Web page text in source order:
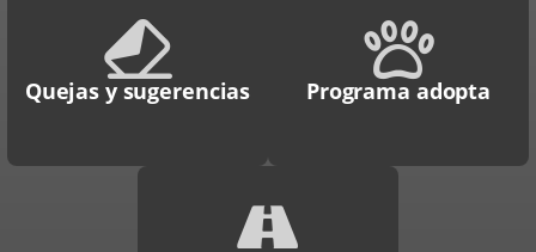
Quejas y sugerencias Programa adopta